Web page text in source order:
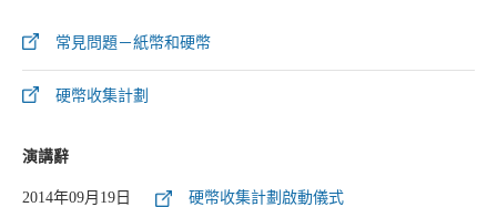
常見問題－紙幣和硬幣
硬幣收集計劃
演講辭
2014年09月19日
硬幣收集計劃啟動儀式